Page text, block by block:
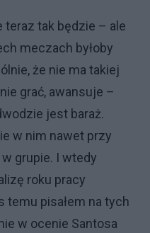
teraz tak będzie – ale
meczach byłoby
że nie ma takiej
grać, awansuje –
jest baraż.
w nim nawet przy
grupie. I wtedy
roku pracy
temu pisałem na tych
w ocenie Santosa